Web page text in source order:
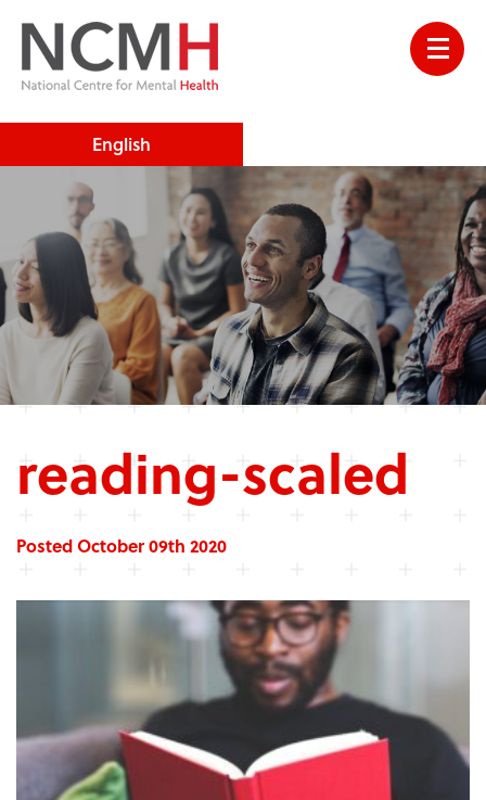
English
reading-scaled
Posted October 09th 2020